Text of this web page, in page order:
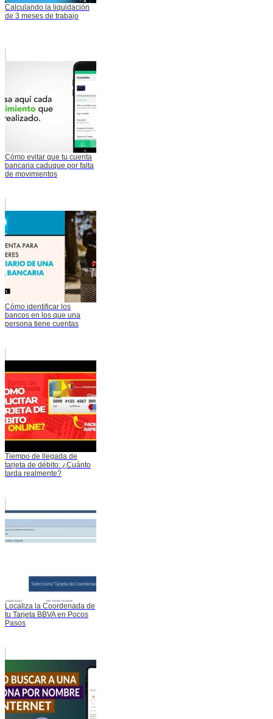
Calculando la liquidación
de 3 meses de trabajo
Cómo evitar que tu cuenta
bancaria caduque por falta
de movimientos
Cómo identificar los
bancos en los que una
persona tiene cuentas
Tiempo de llegada de
tarjeta de débito: ¿Cuánto
tarda realmente?
Localiza la Coordenada de
tu Tarjeta BBVA en Pocos
Pasos